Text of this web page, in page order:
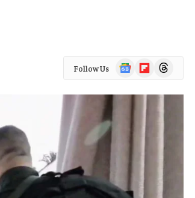
Follow Us
Google
News
FlipboardThreads